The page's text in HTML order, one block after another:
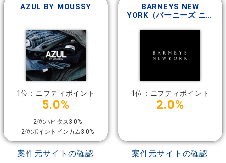
AZUL BY MOUSSY
1位：ニフティポイント
5.0%
2位:ハピタス3.0%
2位:ポイントインカム3.0%
案件元サイトの確認
BARNEYS NEW
YORK（バーニーズ ニュ
1位：ニフティポイント
2.0%
案件元サイトの確認